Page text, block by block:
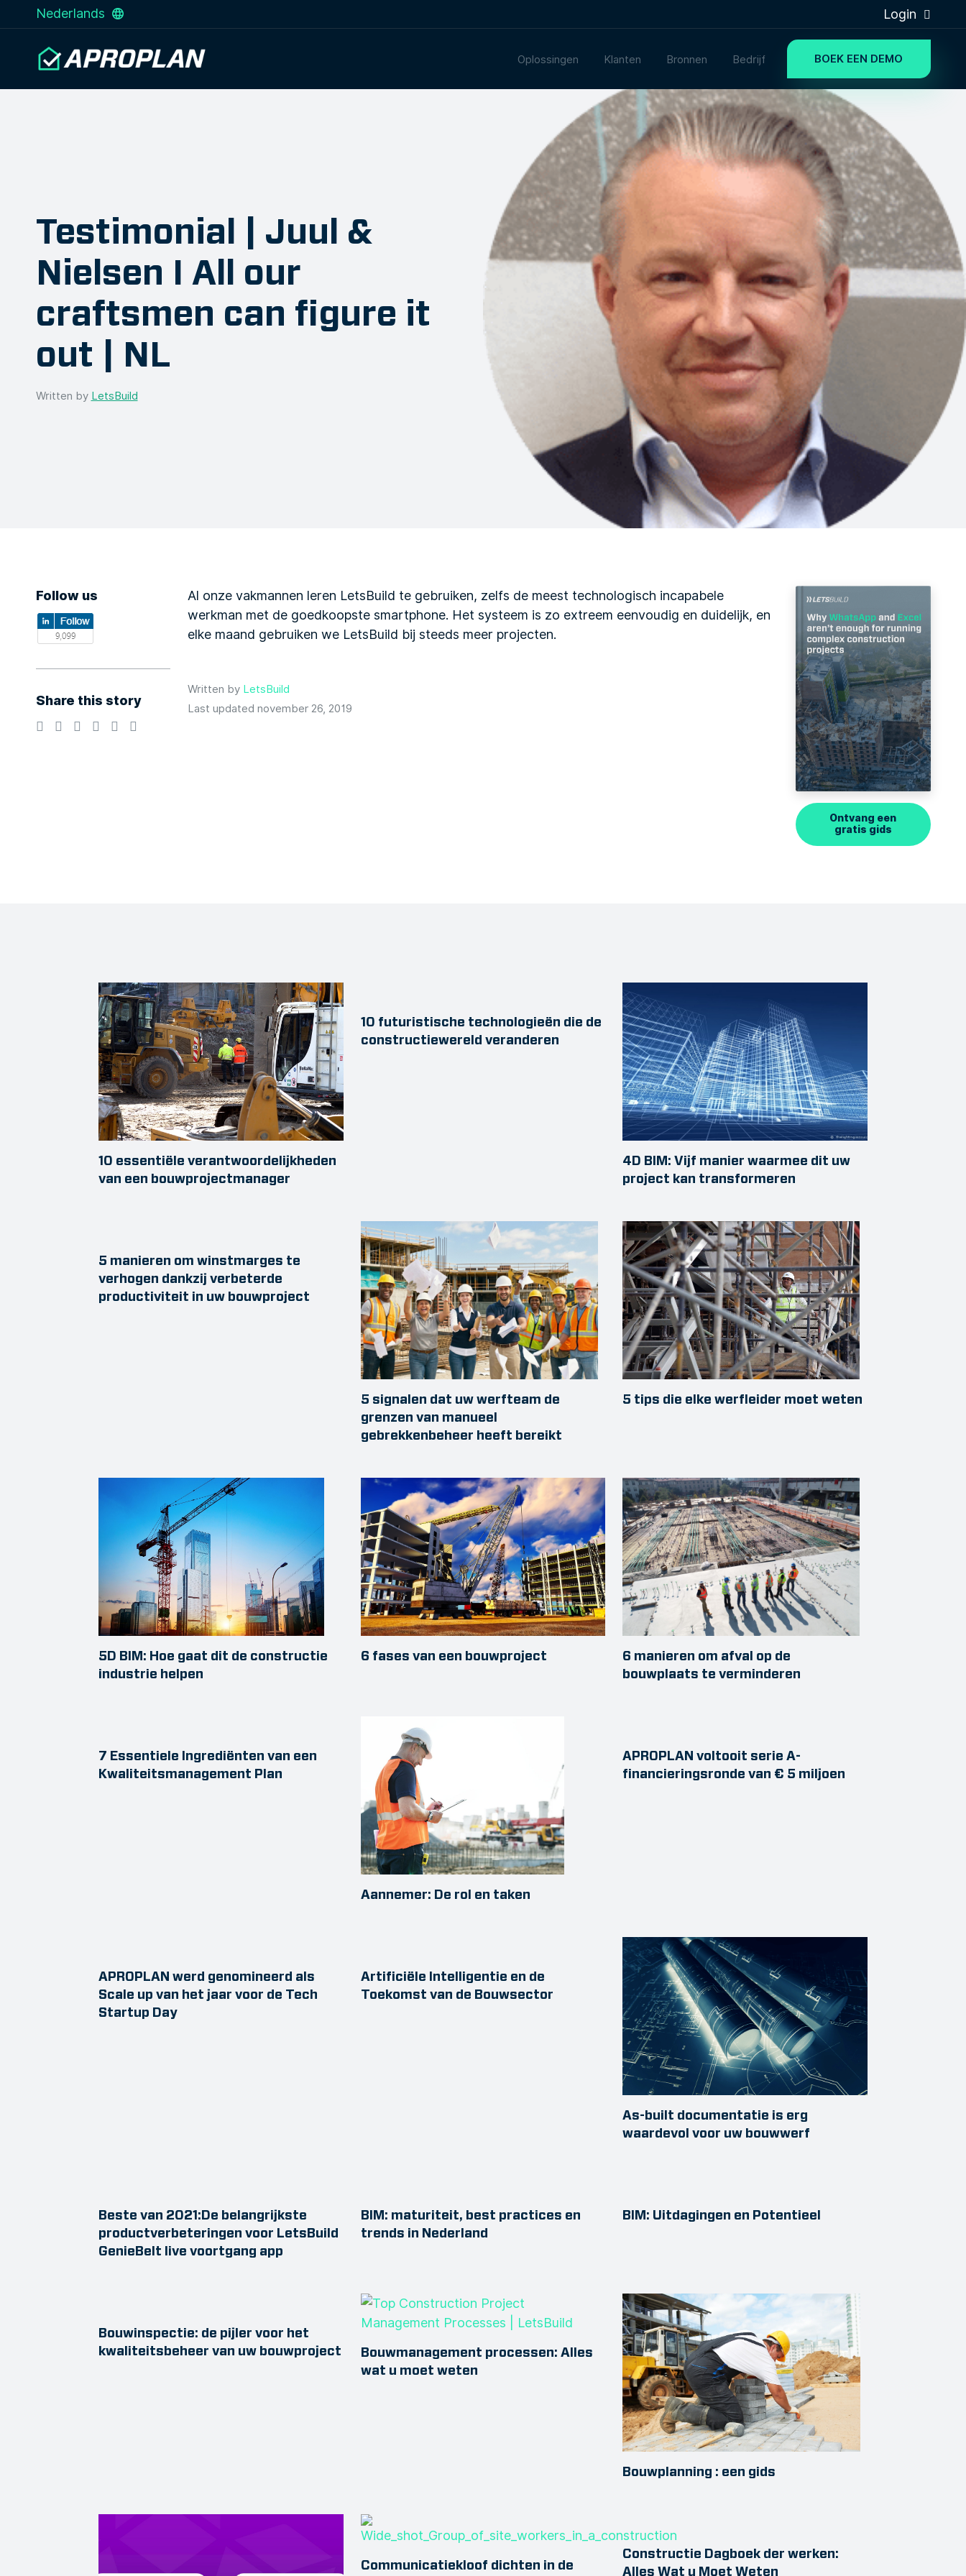
Nederlands Login
Oplossingen Klanten Bronnen Bedrijf BOEK EEN DEMO
Testimonial | Juul &
Nielsen I All our
craftsmen can figure it
out | NL
Written by LetsBuild
Follow us
Share this story
Al onze vakmannen leren LetsBuild te gebruiken, zelfs de meest technologisch incapabele
werkman met de goedkoopste smartphone. Het systeem is zo extreem eenvoudig en duidelijk, en
elke maand gebruiken we LetsBuild bij steeds meer projecten.
Written by LetsBuild
Last updated november 26, 2019
Ontvang een
gratis gids
10 essentiële verantwoordelijkheden
van een bouwprojectmanager
10 futuristische technologieën die de
constructiewereld veranderen
4D BIM: Vijf manier waarmee dit uw
project kan transformeren
5 manieren om winstmarges te
verhogen dankzij verbeterde
productiviteit in uw bouwproject
5 signalen dat uw werfteam de
grenzen van manueel
gebrekkenbeheer heeft bereikt
5 tips die elke werfleider moet weten
5D BIM: Hoe gaat dit de constructie
industrie helpen
6 fases van een bouwproject
6 manieren om afval op de
bouwplaats te verminderen
7 Essentiele Ingrediënten van een
Kwaliteitsmanagement Plan
Aannemer: De rol en taken
APROPLAN voltooit serie A-
financieringsronde van € 5 miljoen
APROPLAN werd genomineerd als
Scale up van het jaar voor de Tech
Startup Day
Artificiële Intelligentie en de
Toekomst van de Bouwsector
As-built documentatie is erg
waardevol voor uw bouwwerf
Beste van 2021:De belangrijkste
productverbeteringen voor LetsBuild
GenieBelt live voortgang app
BIM: maturiteit, best practices en
trends in Nederland
BIM: Uitdagingen en Potentieel
Bouwinspectie: de pijler voor het
kwaliteitsbeheer van uw bouwproject
Bouwmanagement processen: Alles
wat u moet weten
Bouwplanning : een gids
Communicatiekloof dichten in de
Constructie Dagboek der werken:
Alles Wat u Moet Weten